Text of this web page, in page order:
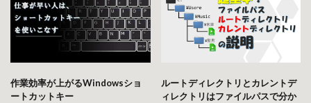
作業効率が上がるWindowsショ
ートカットキー
ルートディレクトリとカレントデ
ィレクトリはファイルパスで分か